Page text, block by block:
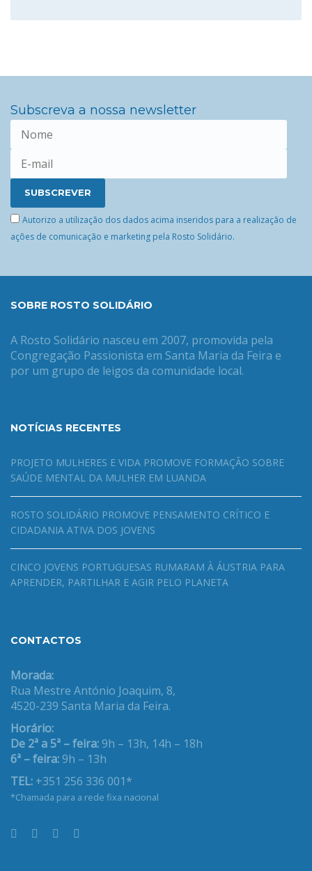
Subscreva a nossa newsletter
Autorizo a utilização dos dados acima inseridos para a realização de
ações de comunicação e marketing pela Rosto Solidário.
SOBRE ROSTO SOLIDÁRIO
A Rosto Solidário nasceu em 2007, promovida pela
Congregação Passionista em Santa Maria da Feira e
por um grupo de leigos da comunidade local.
NOTÍCIAS RECENTES
PROJETO MULHERES E VIDA PROMOVE FORMAÇÃO SOBRE
SAÚDE MENTAL DA MULHER EM LUANDA
ROSTO SOLIDÁRIO PROMOVE PENSAMENTO CRÍTICO E
CIDADANIA ATIVA DOS JOVENS
CINCO JOVENS PORTUGUESAS RUMARAM À ÁUSTRIA PARA
APRENDER, PARTILHAR E AGIR PELO PLANETA
CONTACTOS
Morada:
Rua Mestre António Joaquim, 8,
4520-239 Santa Maria da Feira.
Horário:
De 2ª a 5ª – feira: 9h – 13h, 14h – 18h
6ª – feira: 9h – 13h
TEL: +351 256 336 001*
*Chamada para a rede fixa nacional